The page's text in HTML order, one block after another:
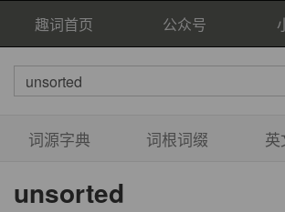
趣词首页 公众号
词源字典 词根词缀 英
unsorted